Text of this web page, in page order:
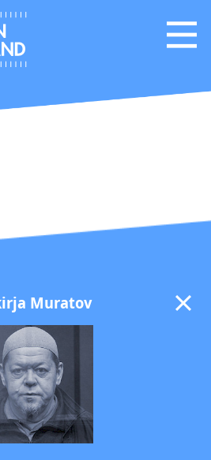
Muratov